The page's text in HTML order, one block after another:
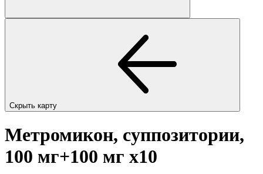
Скрыть карту
Метромикон, суппозитории,
100 мг+100 мг x10